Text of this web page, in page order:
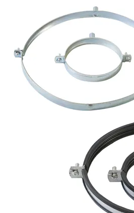
instalduct
supportair
flexduct